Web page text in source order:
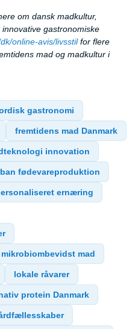
om dansk madkultur,
gastronomiske
online-avis/livsstilfor flere
mad og madkultur i
gastronomi
fremtidens mad Danmark
innovation
fødevareproduktion
ernæring
mikrobiombevidst mad
lokale råvarer
protein Danmark